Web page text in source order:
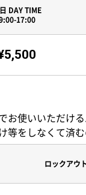
DAY TIME
17:00
お使いいただけ
等をしなくて済
ロックアウ